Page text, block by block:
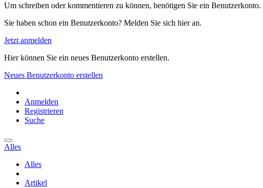
Um schreiben oder kommentieren zu können, benötigen Sie ein Benutzerkonto.
Sie haben schon ein Benutzerkonto? Melden Sie sich hier an.
Jetzt anmelden
Hier können Sie ein neues Benutzerkonto erstellen.
Neues Benutzerkonto erstellen
Anmelden
Registrieren
Suche
Alles
Alles
Artikel